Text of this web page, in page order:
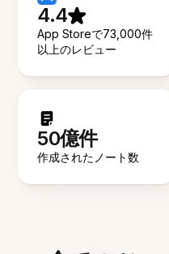
4.4
App Storeで73,000件
以上のレビュー
50億件
作成されたノート数